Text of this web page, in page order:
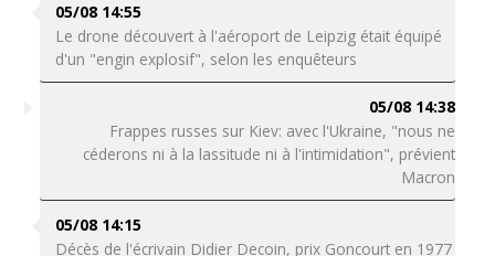
05/08 14:55
Le drone découvert à l'aéroport de Leipzig était équipé
d'un "engin explosif", selon les enquêteurs
05/08 14:38
Frappes russes sur Kiev: avec l'Ukraine, "nous ne
céderons ni à la lassitude ni à l'intimidation", prévient
Macron
05/08 14:15
Décès de l'écrivain Didier Decoin, prix Goncourt en 1977